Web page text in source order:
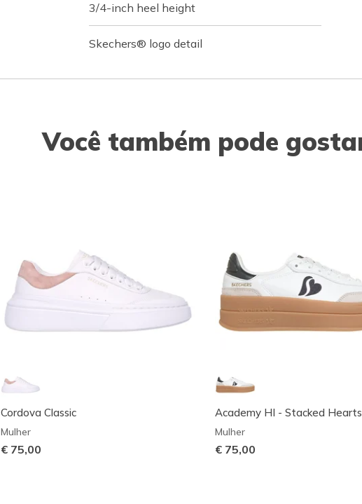
3/4-inch heel height
Skechers® logo detail
Você também pode
Cordova Classic
Mulher
€ 75,00
Academy HI - Stacked Hearts
Mulher
€ 75,00